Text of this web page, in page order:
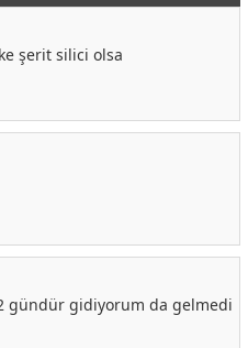
şerit silici olsa
gündür gidiyorum da gelmedi